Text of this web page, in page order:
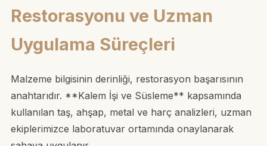
Restorasyonu ve Uzman
Uygulama Süreçleri
Malzeme bilgisinin derinliği, restorasyon başarısının
anahtarıdır. **Kalem İşi ve Süsleme** kapsamında
kullanılan taş, ahşap, metal ve harç analizleri, uzman
ekiplerimizce laboratuvar ortamında onaylanarak